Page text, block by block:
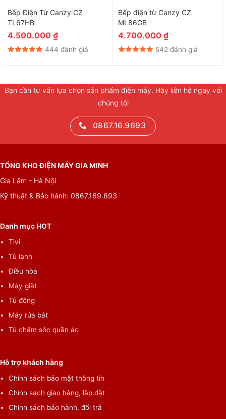
Bếp Điện Từ Canzy CZ
TL67HB
4.500.000 ₫
444 đánh giá
Bếp điện từ Canzy CZ
ML86GB
4.700.000 ₫
542 đánh giá
Bạn cần tư vấn lựa chọn sản phẩm điện máy. Hãy liên hệ ngay với
chúng tôi
0867.16.9693
TỔNG KHO ĐIỆN MÁY GIA MINH
Gia Lâm - Hà Nội
Kỹ thuật & Bảo hành: 0867.169.693
Danh mục HOT
Tivi
Tủ lạnh
Điều hòa
Máy giặt
Tủ đông
Máy rửa bát
Tủ chăm sóc quần áo
Hỗ trợ khách hàng
Chính sách bảo mật thông tin
Chính sách giao hàng, lắp đặt
Chính sách bảo hành, đổi trả